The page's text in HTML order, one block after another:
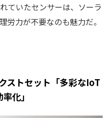
ていたセンサーは、ソーラ
労力が不要なのも魅力だ。
ストセット「多彩なIoT
化」